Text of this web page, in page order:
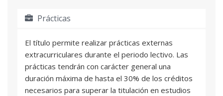
Prácticas
El título permite realizar prácticas externas
extracurriculares durante el periodo lectivo. Las
prácticas tendrán con carácter general una
duración máxima de hasta el 30% de los créditos
necesarios para superar la titulación en estudios